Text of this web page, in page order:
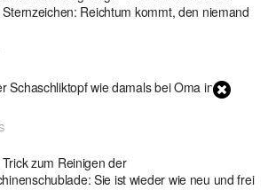
Reichtum kommt, den niemand
Schaschliktopf wie damals bei Oma in 1
zum Reinigen der
Sie ist wieder wie neu und frei